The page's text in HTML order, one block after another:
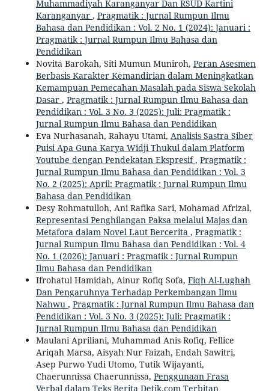
Muhammadiyah Karanganyar Dan RSUD Kartini
Karanganyar , Pragmatik : Jurnal Rumpun Ilmu
Bahasa dan Pendidikan : Vol. 2 No. 1 (2024): Januari :
Pragmatik : Jurnal Rumpun Ilmu Bahasa dan
Pendidikan
Novita Barokah, Siti Mumun Muniroh, Peran Asesmen
Berbasis Karakter Kemandirian dalam Meningkatkan
Kemampuan Pemecahan Masalah pada Siswa Sekolah
Dasar , Pragmatik : Jurnal Rumpun Ilmu Bahasa dan
Pendidikan : Vol. 3 No. 3 (2025): Juli: Pragmatik :
Jurnal Rumpun Ilmu Bahasa dan Pendidikan
Eva Nurhasanah, Rahayu Utami, Analisis Sastra Siber
Puisi Apa Guna Karya Widji Thukul dalam Platform
Youtube dengan Pendekatan Ekspresif, Pragmatik :
Jurnal Rumpun Ilmu Bahasa dan Pendidikan : Vol. 3
No. 2 (2025): April: Pragmatik : Jurnal Rumpun Ilmu
Bahasa dan Pendidikan
Desy Rohmatulloh, Ani Rafika Sari, Mohamad Afrizal,
Representasi Penghilangan Paksa melalui Majas dan
Metafora dalam Novel Laut Bercerita , Pragmatik :
Jurnal Rumpun Ilmu Bahasa dan Pendidikan : Vol. 4
No. 1 (2026): Januari : Pragmatik : Jurnal Rumpun
Ilmu Bahasa dan Pendidikan
Ifrohatul Hamidah, Ainur Rofiq Sofa, Fiqh Al-Lughah
Dan Pengaruhnya Terhadap Perkembangan Ilmu
Nahwu , Pragmatik : Jurnal Rumpun Ilmu Bahasa dan
Pendidikan : Vol. 3 No. 3 (2025): Juli: Pragmatik :
Jurnal Rumpun Ilmu Bahasa dan Pendidikan
Maulani Apriliani, Muhammad Anis Rofiq, Fellice
Ariqah Marsa, Aisyah Nur Faizah, Endah Sawitri,
Asep Purwo Yudi Utomo, Tutik Wijayanti,
Chaerunnissa Chaerunnissa, Penggunaan Frasa
Verbal dalam Teks Berita Detik.com Terbitan